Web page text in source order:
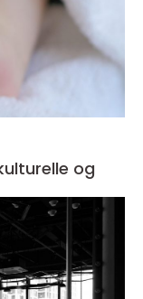
og